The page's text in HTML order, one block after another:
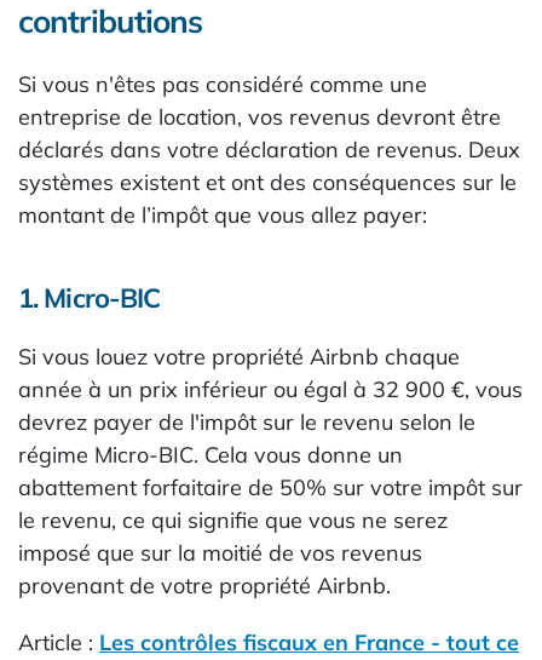
contributions
Si vous n'êtes pas considéré comme une
entreprise de location, vos revenus devront être
déclarés dans votre déclaration de revenus. Deux
systèmes existent et ont des conséquences sur le
montant de l’impôt que vous allez payer:
1. Micro-BIC
Si vous louez votre propriété Airbnb chaque
année à un prix inférieur ou égal à 32 900 €, vous
devrez payer de l'impôt sur le revenu selon le
régime Micro-BIC. Cela vous donne un
abattement forfaitaire de 50% sur votre impôt sur
le revenu, ce qui signifie que vous ne serez
imposé que sur la moitié de vos revenus
provenant de votre propriété Airbnb.
Article : Les contrôles fiscaux en France - tout ce